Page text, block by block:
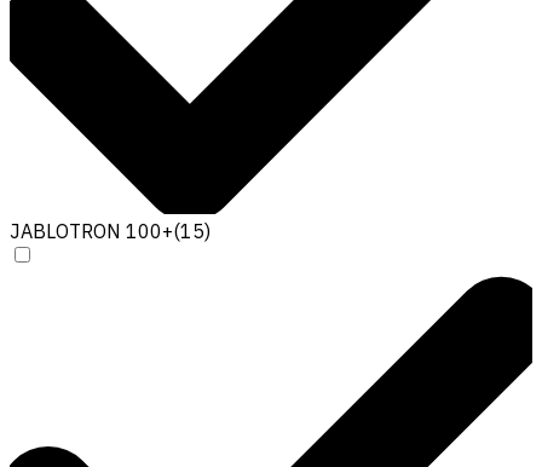
JABLOTRON 100+(15)